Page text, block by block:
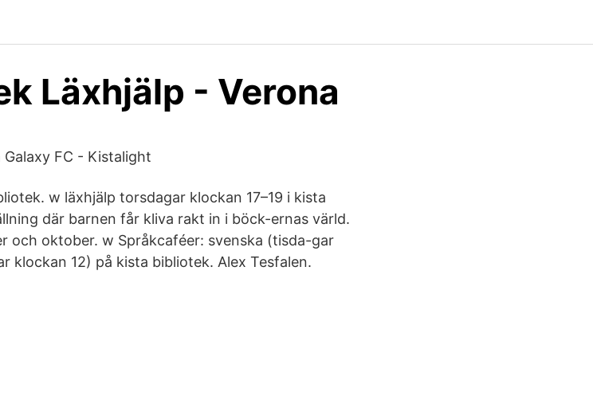
Läxhjälp - Verona
FC - Kistalight
w läxhjälp torsdagar klockan 17–19 i kista
där barnen får kliva rakt in i böck-ernas värld.
och oktober. w Språkcaféer: svenska (tisda-gar
klockan 12) på kista bibliotek. Alex Tesfalen.